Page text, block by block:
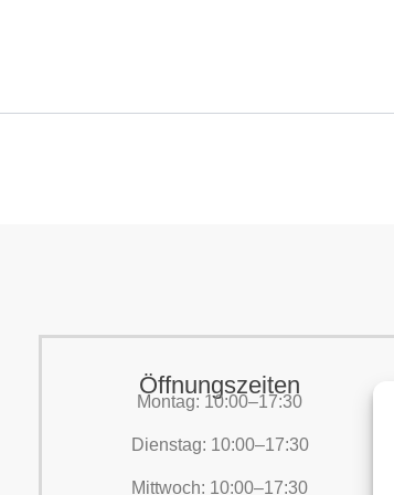
Öffnungszeiten
Montag: 10:00–17:30
Dienstag: 10:00–17:30
Mittwoch: 10:00–17:30